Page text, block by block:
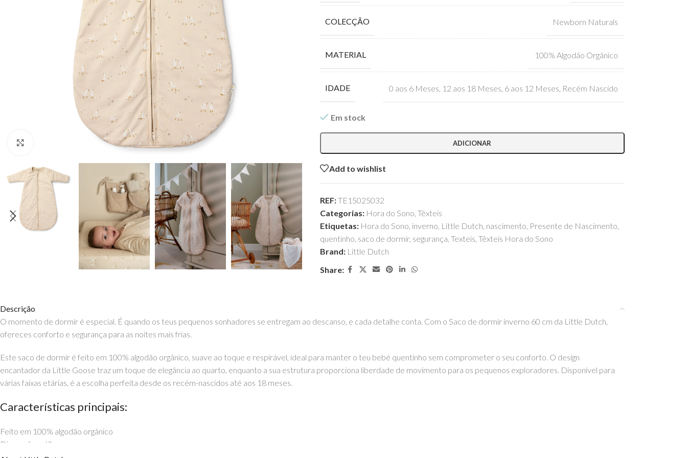
COLECÇÃO Newborn Naturals
MATERIAL 100% Algodão Orgânico
IDADE 0 aos 6 Meses 12 aos 18 Meses 6 aos 12 Meses Recém Nascido
Em stock
ADICIONAR
Add to wishlist
REF:TE15025032
Categorias: Hora do Sono, Têxteis
Etiquetas: Hora do Sono, inverno, Little Dutch, nascimento, Presente de Nascimento,
quentinho, saco de dormir, segurança, Texteis, Têxteis Hora do Sono
Brand: Little Dutch
Share:
Descrição
O momento de dormir é especial. É quando os teus pequenos sonhadores se entregam ao descanso, e cada detalhe conta. Com o Saco de dormir inverno 60 cm da Little Dutch,
ofereces conforto e segurança para as noites mais frias.
Este saco de dormir é feito em 100% algodão orgânico, suave ao toque e respirável, ideal para manter o teu bebé quentinho sem comprometer o seu conforto. O design
encantador da Little Goose traz um toque de elegância ao quarto, enquanto a sua estrutura proporciona liberdade de movimento para os pequenos exploradores. Disponível para
várias faixas etárias, é a escolha perfeita desde os recém-nascidos até aos 18 meses.
Características principais:
Feito em 100% algodão orgânico
Dimensões: 60 cm